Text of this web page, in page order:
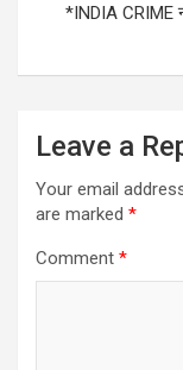
*INDIA CRIME
Leave a
Your email
are marked *
Comment *